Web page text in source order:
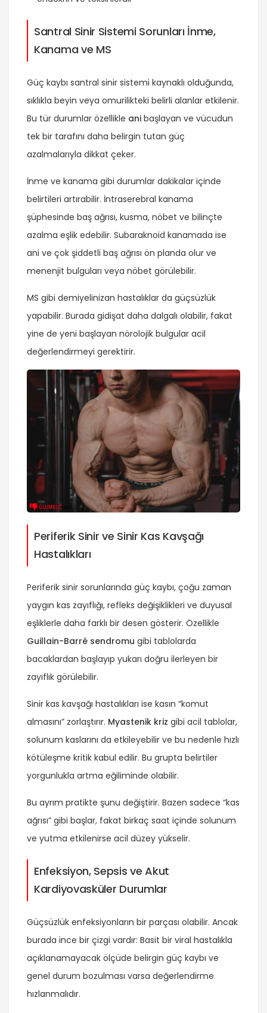
Santral Sinir Sistemi Sorunları İnme,
Kanama ve MS
Güç kaybı santral sinir sistemi kaynaklı olduğunda,
sıklıkla beyin veya omurilikteki belirli alanlar etkilenir.
Bu tür durumlar özellikle ani başlayan ve vücudun
tek bir tarafını daha belirgin tutan güç
azalmalarıyla dikkat çeker.
İnme ve kanama gibi durumlar dakikalar içinde
belirtileri artırabilir. İntraserebral kanama
şüphesinde baş ağrısı, kusma, nöbet ve bilinçte
azalma eşlik edebilir. Subaraknoid kanamada ise
ani ve çok şiddetli baş ağrısı ön planda olur ve
menenjit bulguları veya nöbet görülebilir.
MS gibi demiyelinizan hastalıklar da güçsüzlük
yapabilir. Burada gidişat daha dalgalı olabilir, fakat
yine de yeni başlayan nörolojik bulgular acil
değerlendirmeyi gerektirir.
Periferik Sinir ve Sinir Kas Kavşağı
Hastalıkları
Periferik sinir sorunlarında güç kaybı, çoğu zaman
yaygın kas zayıflığı, refleks değişiklikleri ve duyusal
eşliklerle daha farklı bir desen gösterir. Özellikle
Guillain-Barré sendromu gibi tablolarda
bacaklardan başlayıp yukarı doğru ilerleyen bir
zayıflık görülebilir.
Sinir kas kavşağı hastalıkları ise kasın “komut
almasını” zorlaştırır. Myastenik kriz gibi acil tablolar,
solunum kaslarını da etkileyebilir ve bu nedenle hızlı
kötüleşme kritik kabul edilir. Bu grupta belirtiler
yorgunlukla artma eğiliminde olabilir.
Bu ayrım pratikte şunu değiştirir. Bazen sadece “kas
ağrısı” gibi başlar, fakat birkaç saat içinde solunum
ve yutma etkilenirse acil düzey yükselir.
Enfeksiyon, Sepsis ve Akut
Kardiyovasküler Durumlar
Güçsüzlük enfeksiyonların bir parçası olabilir. Ancak
burada ince bir çizgi vardır: Basit bir viral hastalıkla
açıklanamayacak ölçüde belirgin güç kaybı ve
genel durum bozulması varsa değerlendirme
hızlanmalıdır.